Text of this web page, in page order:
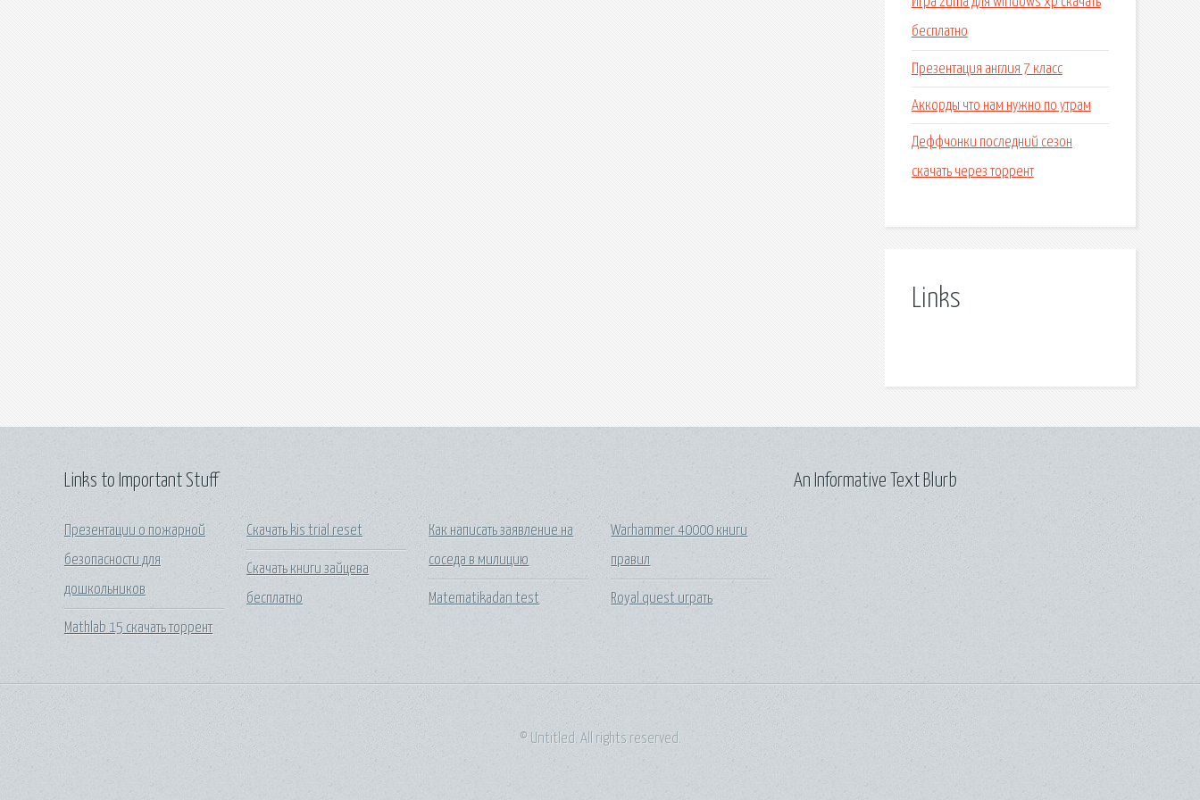
бесплатно
Презентация англия 7 класс
Аккорды что нам нужно по утрам
Деффчонки последний сезон
скачать через торрент
Links
Links to Important Stuff
Презентации о пожарной
безопасности для
дошкольников
Mathlab 15 скачать торрент
Скачать kis trial reset
Скачать книги зайцева
бесплатно
Как написать заявление на
соседа в милицию
Matematikadan test
Warhammer 40000 книги
правил
Royal quest играть
An Informative Text Blurb
© Untitled. All rights reserved.